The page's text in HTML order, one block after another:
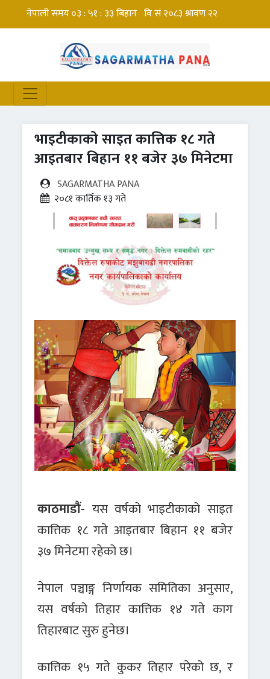
भाइटीकाको साइत कात्तिक १८ गते
आइतबार बिहान ११ बजेर ३७ मिनेटमा
SAGARMATHA PANA
२०८१ कार्तिक १३ गते
काठमाडौं- यस वर्षको भाइटीकाको साइत
कात्तिक १८ गते आइतबार बिहान ११ बजेर
३७ मिनेटमा रहेको छ।
नेपाल पञ्चाङ्ग निर्णायक समितिका अनुसार,
यस वर्षको तिहार कात्तिक १४ गते काग
तिहारबाट सुरु हुनेछ।
कात्तिक १५ गते कुकर तिहार परेको छ, र